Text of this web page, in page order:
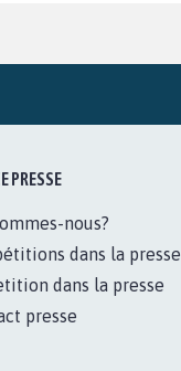
PRESSE
nous?
dans la presse
dans la presse
presse